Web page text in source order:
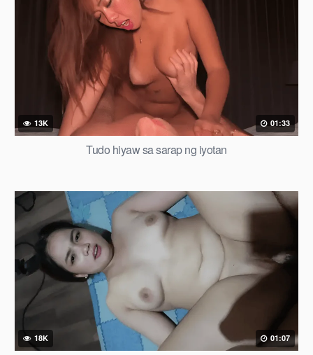
13K 01:33
Tudo hiyaw sa sarap ng iyotan
18K 01:07